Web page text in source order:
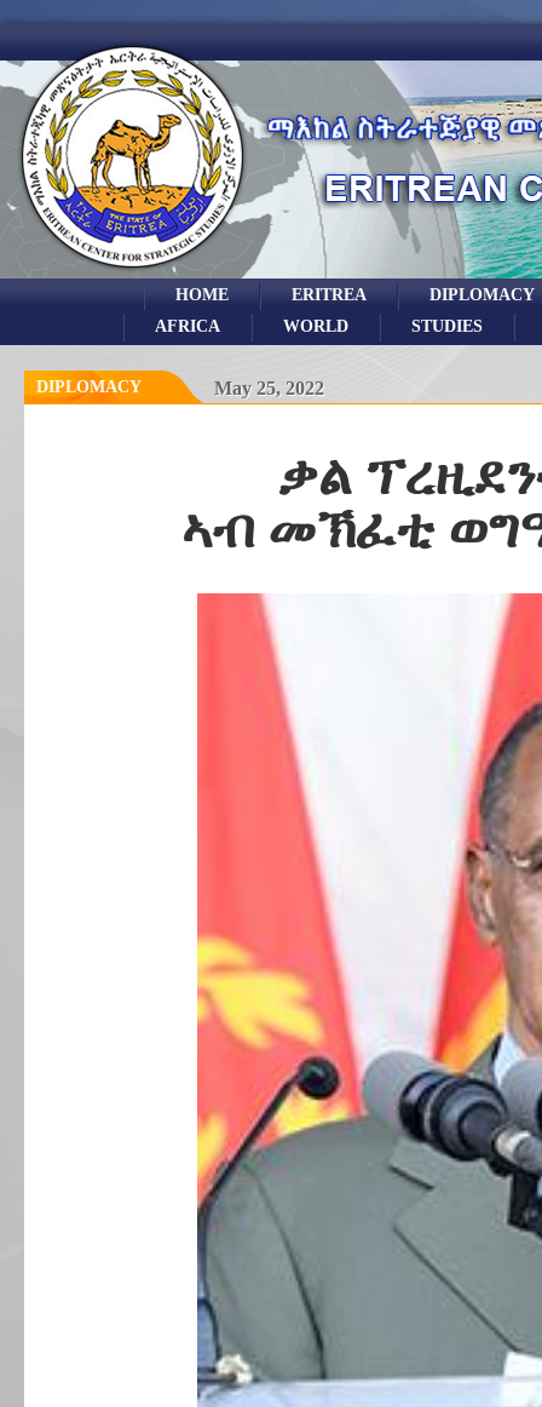
DIPLOMACY
ERITREA
HOME
STUDIES
WORLD
AFRICA
DIPLOMACY May 25, 2022
ቃል
ኣብ መኽፈቲ